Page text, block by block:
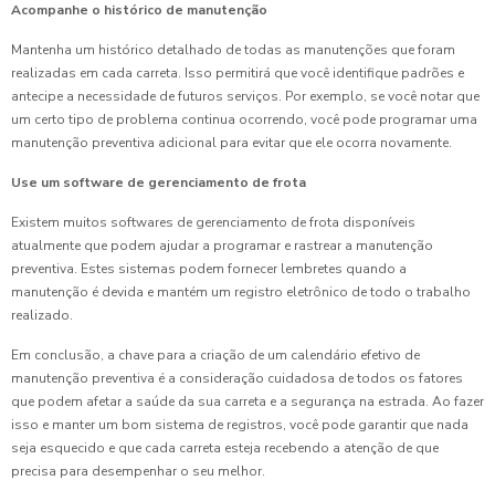
Acompanhe o histórico de manutenção
Mantenha um histórico detalhado de todas as manutenções que foram
realizadas em cada carreta. Isso permitirá que você identifique padrões e
antecipe a necessidade de futuros serviços. Por exemplo, se você notar que
um certo tipo de problema continua ocorrendo, você pode programar uma
manutenção preventiva adicional para evitar que ele ocorra novamente.
Use um software de gerenciamento de frota
Existem muitos softwares de gerenciamento de frota disponíveis
atualmente que podem ajudar a programar e rastrear a manutenção
preventiva. Estes sistemas podem fornecer lembretes quando a
manutenção é devida e mantém um registro eletrônico de todo o trabalho
realizado.
Em conclusão, a chave para a criação de um calendário efetivo de
manutenção preventiva é a consideração cuidadosa de todos os fatores
que podem afetar a saúde da sua carreta e a segurança na estrada. Ao fazer
isso e manter um bom sistema de registros, você pode garantir que nada
seja esquecido e que cada carreta esteja recebendo a atenção de que
precisa para desempenhar o seu melhor.